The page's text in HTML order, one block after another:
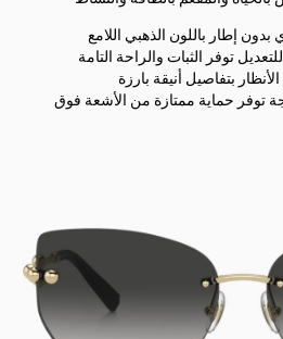
إطار باللون الذهبي اللامع
توفر الثبات والراحة التامة
بتفاصيل أنيقة بارزة
توفر حماية ممتازة من الأشعة فوق